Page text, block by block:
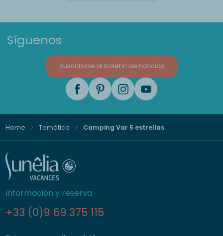
Síguenos
Suscribirse al boletín de noticias
Home Temática Camping Var 5 estrellas
Información y reserva
+33 (0)9 69 375 115